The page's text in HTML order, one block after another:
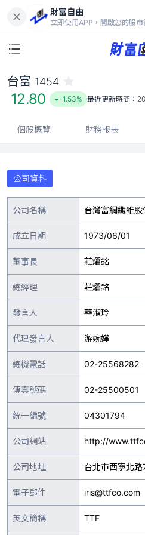
財富自由
立即使用APP，開啟您的股市
12.80
-
台富 1454
12.80 -1.53% 最近更新時間：
個股概覽 財務報表
公司資料
公司名稱 台灣富綢纖維股
成立日期 1973/06/01
董事長 莊燿銘
總經理 莊燿銘
發言人 華淑玲
代理發言人 游婉嬅
總機電話 02-25568282
傳真號碼 02-25500501
統一編號 04301794
公司網站 http://
公司地址 台北市西寧北
電子郵件 iris@ttfco.com
英文簡稱 TTF